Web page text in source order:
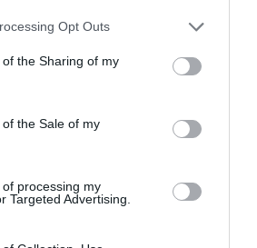
Opt Outs
the Sharing of my
the Sale of my
processing my
Targeted Advertising.